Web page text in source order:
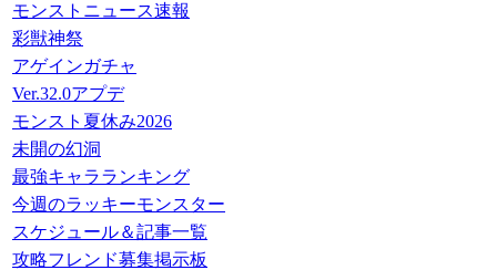
モンストニュース速報
彩獣神祭
アゲインガチャ
Ver.32.0アプデ
モンスト夏休み2026
未開の幻洞
最強キャラランキング
今週のラッキーモンスター
スケジュール＆記事一覧
攻略フレンド募集掲示板